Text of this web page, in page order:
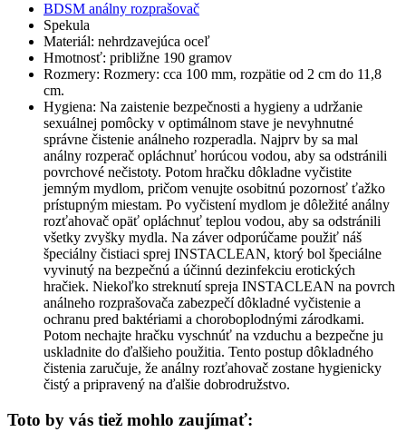
BDSM análny rozprašovač
Spekula
Materiál: nehrdzavejúca oceľ
Hmotnosť: približne 190 gramov
Rozmery: Rozmery: cca 100 mm, rozpätie od 2 cm do 11,8
cm.
Hygiena: Na zaistenie bezpečnosti a hygieny a udržanie
sexuálnej pomôcky v optimálnom stave je nevyhnutné
správne čistenie análneho rozperadla. Najprv by sa mal
análny rozperač opláchnuť horúcou vodou, aby sa odstránili
povrchové nečistoty. Potom hračku dôkladne vyčistite
jemným mydlom, pričom venujte osobitnú pozornosť ťažko
prístupným miestam. Po vyčistení mydlom je dôležité análny
rozťahovač opäť opláchnuť teplou vodou, aby sa odstránili
všetky zvyšky mydla. Na záver odporúčame použiť náš
špeciálny čistiaci sprej INSTACLEAN, ktorý bol špeciálne
vyvinutý na bezpečnú a účinnú dezinfekciu erotických
hračiek. Niekoľko streknutí spreja INSTACLEAN na povrch
análneho rozprašovača zabezpečí dôkladné vyčistenie a
ochranu pred baktériami a choroboplodnými zárodkami.
Potom nechajte hračku vyschnúť na vzduchu a bezpečne ju
uskladnite do ďalšieho použitia. Tento postup dôkladného
čistenia zaručuje, že análny rozťahovač zostane hygienicky
čistý a pripravený na ďalšie dobrodružstvo.
Toto by vás tiež mohlo zaujímať: